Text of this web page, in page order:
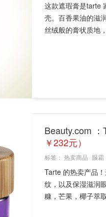
这款遮瑕膏是tarte
壳。百香果油的滋
丝绒般的膏状质地
Beauty.com
￥232元）
标签： 热卖商品 眼霜
Tarte 的热卖产品
纹，以及保湿滋润
糠，芒果，椰子萃